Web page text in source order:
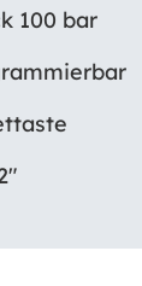
100 bar